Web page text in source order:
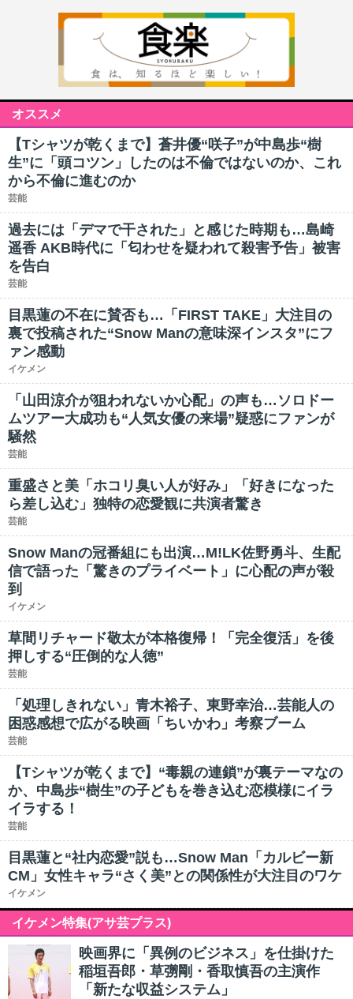
オススメ
【Tシャツが乾くまで】蒼井優“咲子”が中島歩“樹
生”に「頭コツン」したのは不倫ではないのか、これ
から不倫に進むのか
芸能
過去には「デマで干された」と感じた時期も…島崎
遥香 AKB時代に「匂わせを疑われて殺害予告」被害
を告白
芸能
目黒蓮の不在に賛否も…「FIRST TAKE」大注目の
裏で投稿された“Snow Manの意味深インスタ”にフ
ァン感動
イケメン
「山田涼介が狙われないか心配」の声も…ソロドー
ムツアー大成功も“人気女優の来場”疑惑にファンが
騒然
芸能
重盛さと美「ホコリ臭い人が好み」「好きになった
ら差し込む」独特の恋愛観に共演者驚き
芸能
Snow Manの冠番組にも出演…M!LK佐野勇斗、生配
信で語った「驚きのプライベート」に心配の声が殺
到
イケメン
草間リチャード敬太が本格復帰！「完全復活」を後
押しする“圧倒的な人徳”
芸能
「処理しきれない」青木裕子、東野幸治…芸能人の
困惑感想で広がる映画「ちいかわ」考察ブーム
芸能
【Tシャツが乾くまで】“毒親の連鎖”が裏テーマなの
か、中島歩“樹生”の子どもを巻き込む恋模様にイラ
イラする！
芸能
目黒蓮と“社内恋愛”説も…Snow Man「カルビー新
CM」女性キャラ“さく美”との関係性が大注目のワケ
イケメン
イケメン特集(アサ芸プラス)
映画界に「異例のビジネス」を仕掛けた
稲垣吾郎・草彅剛・香取慎吾の主演作
「新たな収益システム」